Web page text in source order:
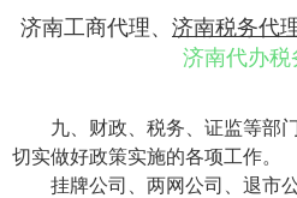
济南工商代理、 济南税务代
济南代办税
九、财政、税务、证监等部门
切实做好政策实施的各项工作。
挂牌公司、两网公司、退市公